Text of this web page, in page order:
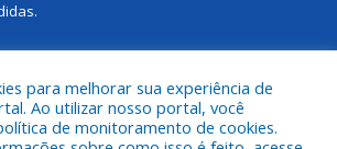
para melhorar sua experiência de
Ao utilizar nosso portal, você
de monitoramento de cookies.